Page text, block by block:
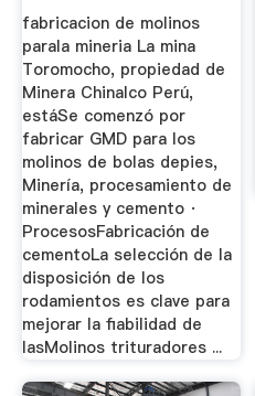
fabricacion de molinos
parala mineria La mina
Toromocho, propiedad de
Minera Chinalco Perú,
estáSe comenzó por
fabricar GMD para los
molinos de bolas depies,
Minería, procesamiento de
minerales y cemento ·
ProcesosFabricación de
cementoLa selección de la
disposición de los
rodamientos es clave para
mejorar la fiabilidad de
lasMolinos trituradores ...